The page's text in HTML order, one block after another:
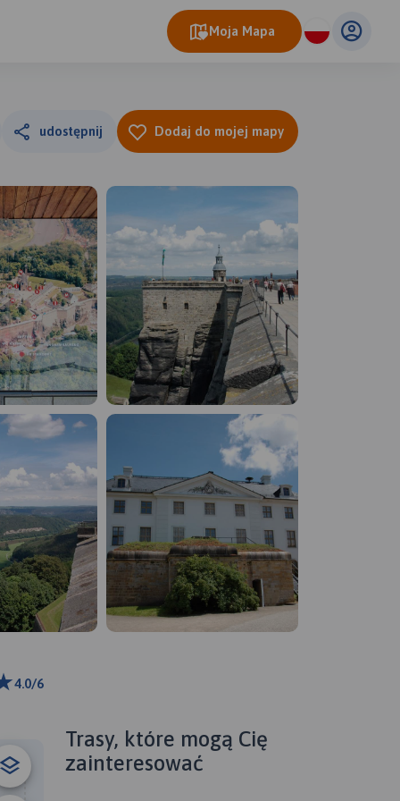
Moja Mapa
udostępnij Dodaj do mojej mapy
4.0/6
Trasy, które mogą Cię
zainteresować